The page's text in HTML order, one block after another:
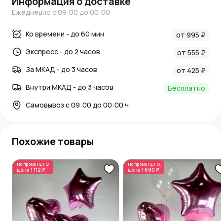
Ежедневно с 09:00 до 00:00
Ко времени - до 60 мин
от 995 ₽
Экспресс - до 2 часов
от 555 ₽
За МКАД - до 3 часов
от 425 ₽
Внутри МКАД - до 3 часов
Бесплатно
Самовывоз с 09:00 до 00:00 ч
Похожие товары
По промоЛЕТО
цена 1 112 ₽
По промоЛЕТО
цена 1 690 ₽